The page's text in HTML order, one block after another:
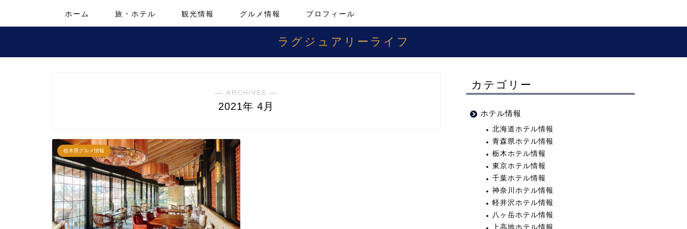
ホーム 旅・ホテル 観光情報 グルメ情報 プロフィール
ラグジュアリーライフ
― ARCHIVES ―
2021年 4月
栃木県グルメ情報
カテゴリー
ホテル情報
北海道ホテル情報
青森県ホテル情報
栃木ホテル情報
東京ホテル情報
千葉ホテル情報
神奈川ホテル情報
軽井沢ホテル情報
八ヶ岳ホテル情報
上高地ホテル情報